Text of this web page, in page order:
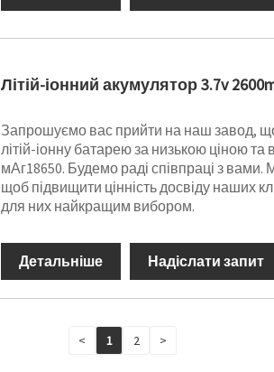
Літій-іонний акумулятор 3.7v
Запрошуємо вас прийти на наш завод,
літій-іонну батарею за низькою ціною та
мАг18650. Будемо раді співпраці з
щоб підвищити цінність досвіду наших
для них найкращим вибором.
Детальніше Надіслати запит
< 1 2 >